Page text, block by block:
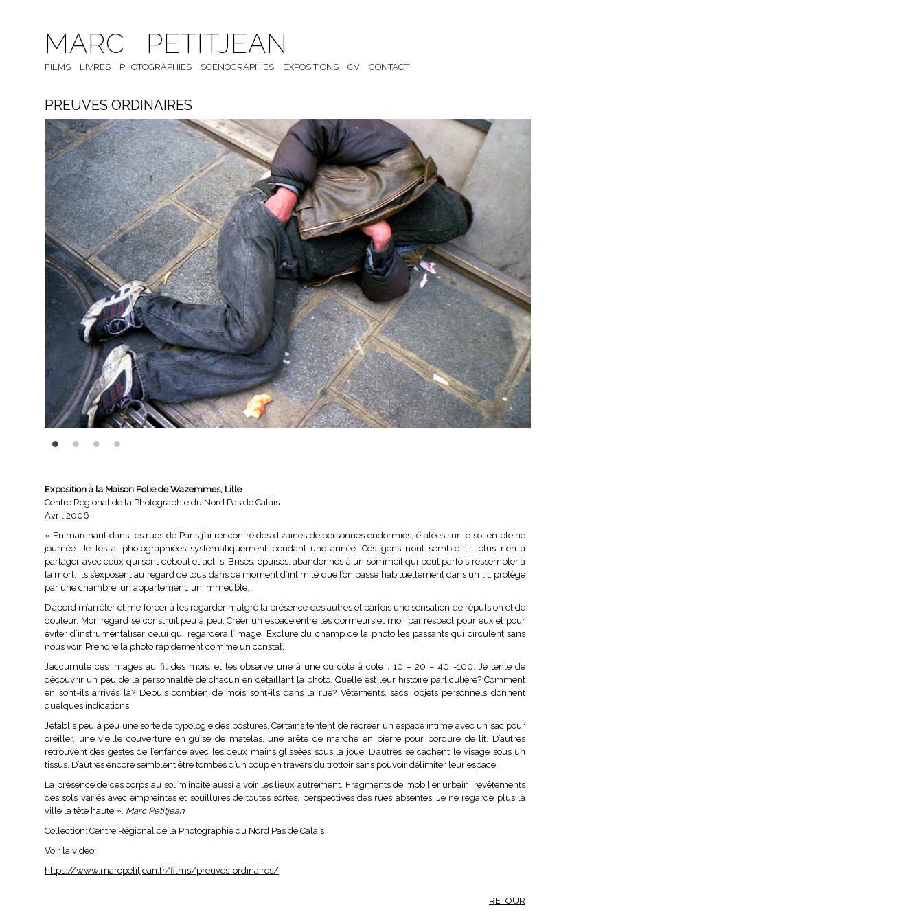
MARC PETITJEAN
FILMS LIVRES PHOTOGRAPHIES SCÉNOGRAPHIES EXPOSITIONS CV CONTACT
PREUVES ORDINAIRES
Exposition à la Maison Folie de Wazemmes, Lille
Centre Régional de la Photographie du Nord Pas de Calais
Avril 2006
« En marchant dans les rues de Paris j’ai rencontré des dizaines de personnes endormies, étalées sur le sol en pleine
journée. Je les ai photographiées systématiquement pendant une année. Ces gens n’ont semble-t-il plus rien à
partager avec ceux qui sont debout et actifs. Brisés, épuisés, abandonnés à un sommeil qui peut parfois ressembler à
la mort, ils s’exposent au regard de tous dans ce moment d’intimité que l’on passe habituellement dans un lit, protégé
par une chambre, un appartement, un immeuble.
D’abord m’arrêter et me forcer à les regarder malgré la présence des autres et parfois une sensation de répulsion et de
douleur. Mon regard se construit peu à peu. Créer un espace entre les dormeurs et moi, par respect pour eux et pour
éviter d’instrumentaliser celui qui regardera l’image. Exclure du champ de la photo les passants qui circulent sans
nous voir. Prendre la photo rapidement comme un constat.
J’accumule ces images au fil des mois, et les observe une à une ou côte à côte : 10 – 20 – 40 -100. Je tente de
découvrir un peu de la personnalité de chacun en détaillant la photo. Quelle est leur histoire particulière? Comment
en sont-ils arrivés là? Depuis combien de mois sont-ils dans la rue? Vêtements, sacs, objets personnels donnent
quelques indications.
J’établis peu à peu une sorte de typologie des postures. Certains tentent de recréer un espace intime avec un sac pour
oreiller, une vieille couverture en guise de matelas, une arête de marche en pierre pour bordure de lit. D’autres
retrouvent des gestes de l’enfance avec les deux mains glissées sous la joue. D’autres se cachent le visage sous un
tissus. D’autres encore semblent être tombés d’un coup en travers du trottoir sans pouvoir délimiter leur espace.
La présence de ces corps au sol m’incite aussi à voir les lieux autrement. Fragments de mobilier urbain, revêtements
des sols variés avec empreintes et souillures de toutes sortes, perspectives des rues absentes. Je ne regarde plus la
ville la tête haute ». Marc Petitjean
Collection: Centre Régional de la Photographie du Nord Pas de Calais
Voir la vidéo:
https://www.marcpetitjean.fr/films/preuves-ordinaires/
RETOUR